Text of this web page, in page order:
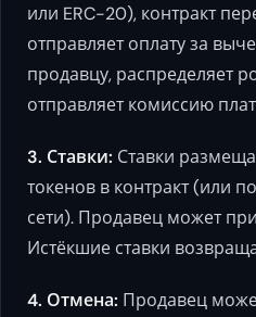
или ERC-20), контракт
отправляет оплату за
продавцу, распределяет
отправляет комиссию
3. Ставки: Ставки
токенов в контракт (или
сети). Продавец может
Истёкшие ставки
4. Отмена: Продавец